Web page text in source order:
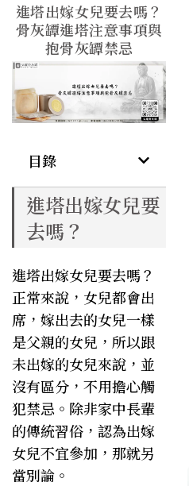
進塔出嫁女兒要去嗎？
骨灰罈進塔注意事項與
抱骨灰罈禁忌
目錄
進塔出嫁女兒要
去嗎？
進塔出嫁女兒要去嗎？
正常來說，女兒都會出
席，嫁出去的女兒一樣
是父親的女兒，所以跟
未出嫁的女兒來說，並
沒有區分，不用擔心觸
犯禁忌。除非家中長輩
的傳統習俗，認為出嫁
女兒不宜參加，那就另
當別論。